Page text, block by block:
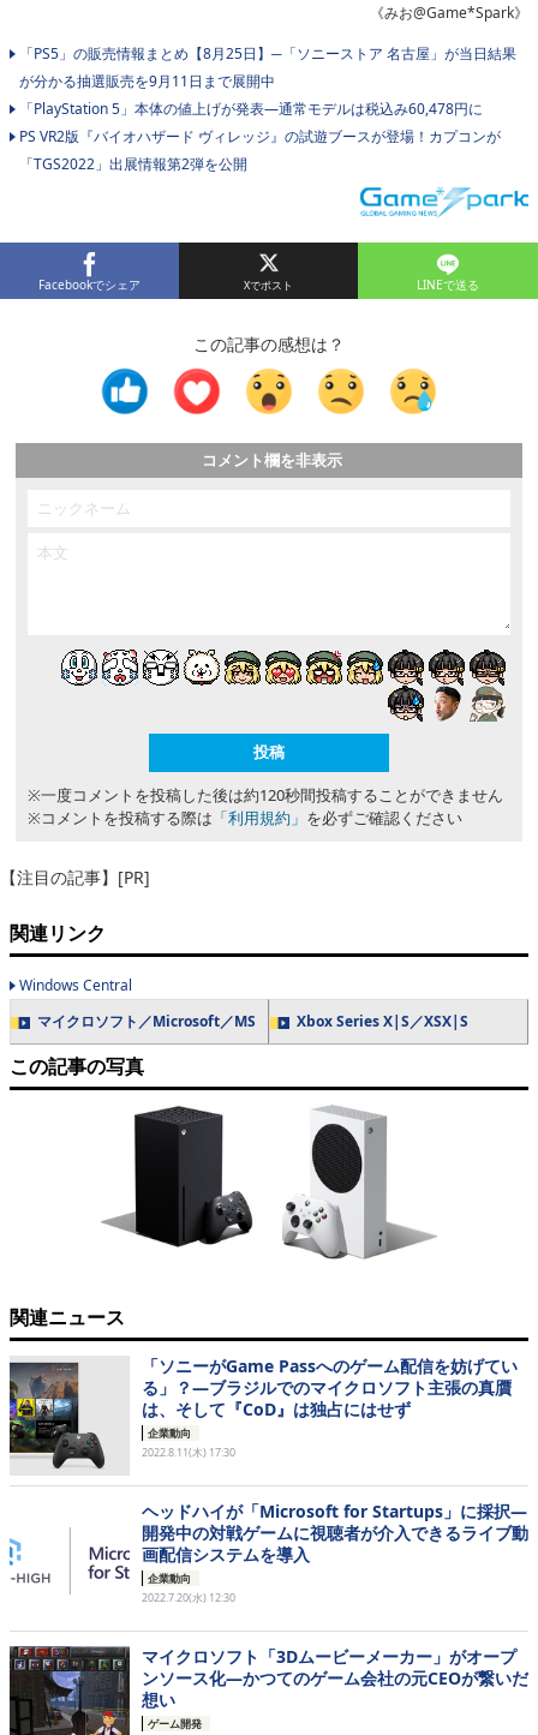
《みお@Game*Spark》
「PS5」の販売情報まとめ【8月25日】─「ソニーストア 名古屋」が当日結果
が分かる抽選販売を9月11日まで展開中
「PlayStation 5」本体の値上げが発表―通常モデルは税込み60,478円に
PS VR2版『バイオハザード ヴィレッジ』の試遊ブースが登場！カプコンが
「TGS2022」出展情報第2弾を公開
Facebookでシェア LINEで送る
この記事の感想は？
コメント欄を非表示
※一度コメントを投稿した後は約120秒間投稿することができません
※コメントを投稿する際は 「利用規約」 を必ずご確認ください
【注目の記事】[PR]
関連リンク
Windows Central
マイクロソフト／Microsoft／MS
Xbox Series X|S／XSX|S
この記事の写真
関連ニュース
「ソニーがGame Passへのゲーム配信を妨げてい
る」？―ブラジルでのマイクロソフト主張の真贋
は、そして『CoD』は独占にはせず
企業動向
2022.8.11(木) 17:30
ヘッドハイが「Microsoft for Startups」に採択―
開発中の対戦ゲームに視聴者が介入できるライブ動
画配信システムを導入
企業動向
2022.7.20(水) 12:30
マイクロソフト「3Dムービーメーカー」がオープ
ンソース化―かつてのゲーム会社の元CEOが繋いだ
想い
ゲーム開発